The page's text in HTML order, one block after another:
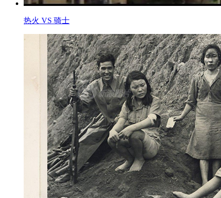
热火 VS 骑士